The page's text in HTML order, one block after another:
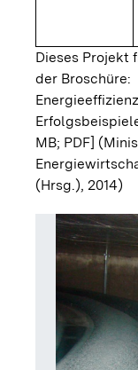
Dieses Projekt
der Broschüre:
MB; PDF]
(Hrsg.), 2014)